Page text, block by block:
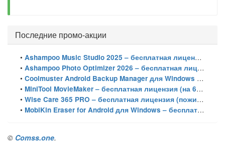
Последние промо-акции
• Ashampoo Music Studio 2025 – бесплатная лицензия (пожизненная)
• Ashampoo Photo Optimizer 2026 – бесплатная лицензия (пожизненная)
• Coolmuster Android Backup Manager для Windows – бесплатная лицензия на 1 год
• MiniTool MovieMaker – бесплатная лицензия (на 6 месяцев)
• Wise Care 365 PRO – бесплатная лицензия (пожизненная)
• MobiKin Eraser for Android для Windows – бесплатная лицензия на 1 год
© Comss.one.